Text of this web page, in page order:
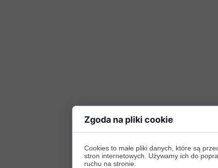
Zgoda na pliki cookie
Cookies to małe pliki danych, które są
stron internetowych. Używamy ich do
ruchu na stronie.